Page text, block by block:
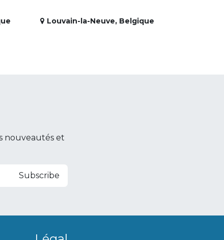
Louvain-la-Neuve, Belgique
nouveautés et
Subscribe